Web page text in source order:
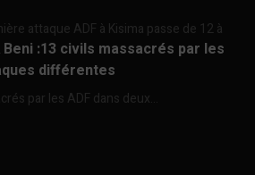
attaque ADF à Kisima passe de 12 à
Beni :13 civils massacrés par les
différentes
par les ADF dans deux...